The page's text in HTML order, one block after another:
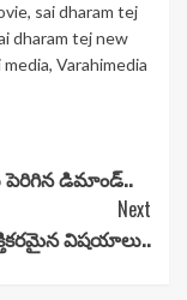
, sai dharam tej
dharam tej new
media, Varahimedia
పెరిగిన డిమాండ్..
Next
విషయాలు..